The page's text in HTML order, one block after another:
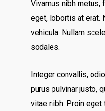
Vivamus nibh metus,
eget, lobortis at erat.
vehicula. Nullam
sodales.
Integer convallis,
purus pulvinar justo,
vitae nibh. Proin eget